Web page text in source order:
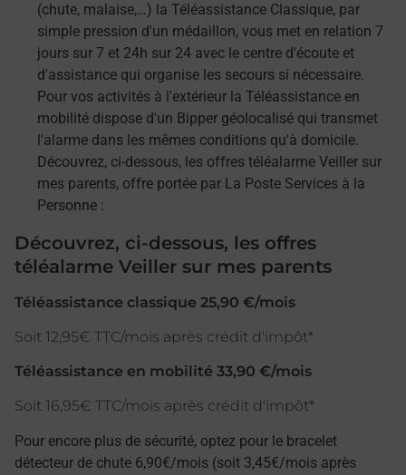
(chute, malaise,…) la Téléassistance Classique, par
simple pression d'un médaillon, vous met en relation 7
jours sur 7 et 24h sur 24 avec le centre d'écoute et
d'assistance qui organise les secours si nécessaire.
Pour vos activités à l'extérieur la Téléassistance en
mobilité dispose d'un Bipper géolocalisé qui transmet
l'alarme dans les mêmes conditions qu'à domicile.
Découvrez, ci-dessous, les offres téléalarme Veiller sur
mes parents, offre portée par La Poste Services à la
Personne :
Découvrez, ci-dessous, les offres
téléalarme Veiller sur mes parents
Téléassistance classique 25,90 €/mois
Soit 12,95€ TTC/mois après crédit d'impôt*
Téléassistance en mobilité 33,90 €/mois
Soit 16,95€ TTC/mois après crédit d'impôt*
Pour encore plus de sécurité, optez pour le bracelet
détecteur de chute 6,90€/mois (soit 3,45€/mois après